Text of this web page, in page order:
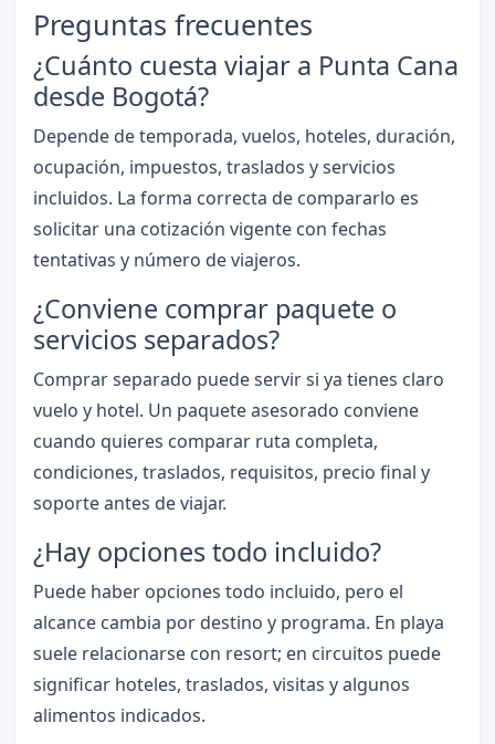
Preguntas frecuentes
¿Cuánto cuesta viajar a Punta Cana
desde Bogotá?
Depende de temporada, vuelos, hoteles, duración,
ocupación, impuestos, traslados y servicios
incluidos. La forma correcta de compararlo es
solicitar una cotización vigente con fechas
tentativas y número de viajeros.
¿Conviene comprar paquete o
servicios separados?
Comprar separado puede servir si ya tienes claro
vuelo y hotel. Un paquete asesorado conviene
cuando quieres comparar ruta completa,
condiciones, traslados, requisitos, precio final y
soporte antes de viajar.
¿Hay opciones todo incluido?
Puede haber opciones todo incluido, pero el
alcance cambia por destino y programa. En playa
suele relacionarse con resort; en circuitos puede
significar hoteles, traslados, visitas y algunos
alimentos indicados.